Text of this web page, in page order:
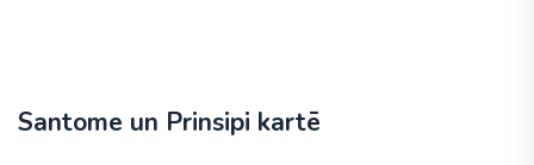
Santome un Prinsipi kartē